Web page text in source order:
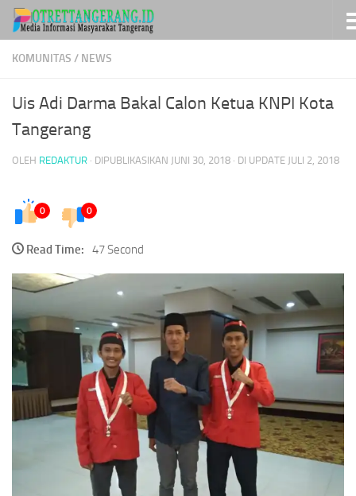
Skip to content
KOMUNITAS / NEWS
Uis Adi Darma Bakal Calon Ketua KNPI Kota
Tangerang
OLEH REDAKTUR · DIPUBLIKASIKAN JUNI 30, 2018 · DI UPDATE JULI 2, 2018
0 0
Read Time: 47 Second